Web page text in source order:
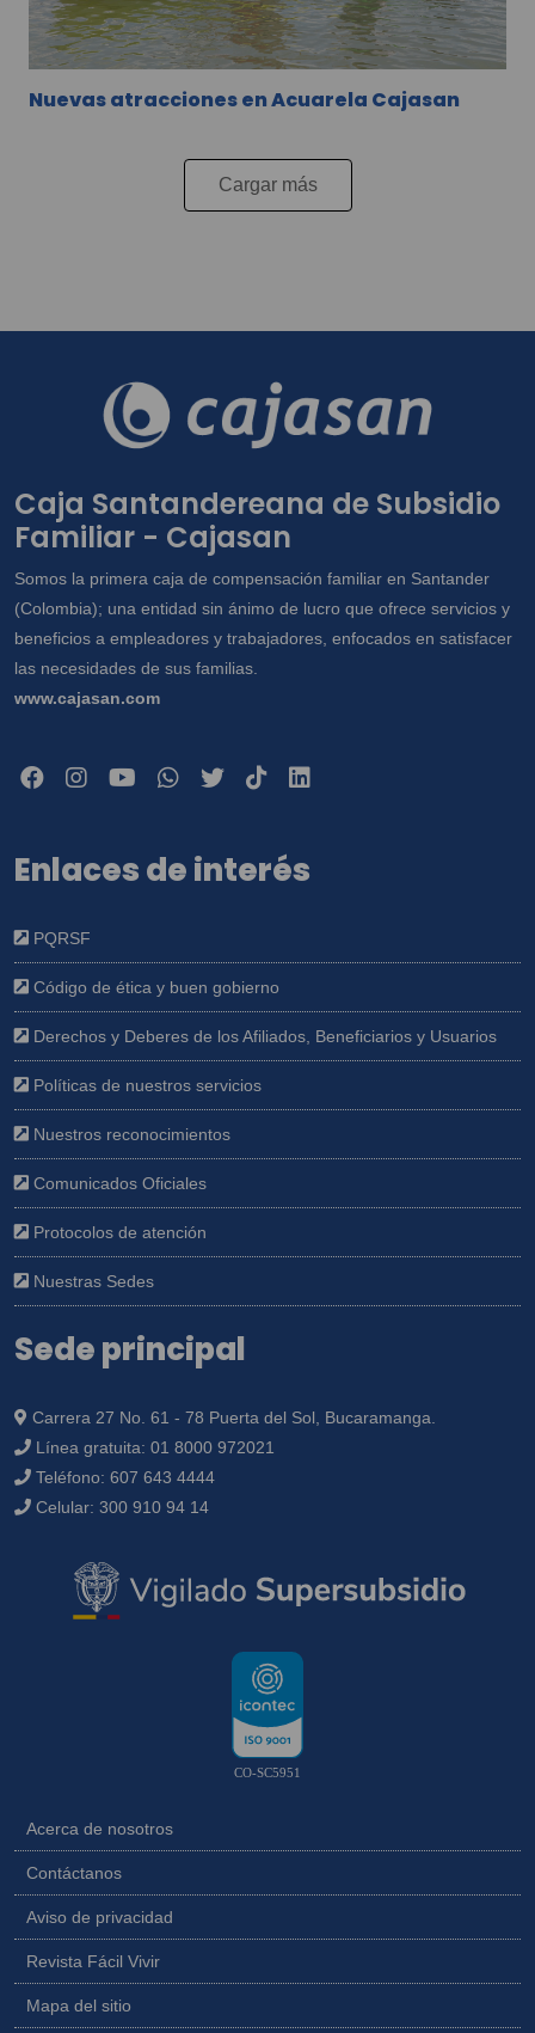
Nuevas atracciones en Acuarela Cajasan
Cargar más
Caja Santandereana de Subsidio
Familiar - Cajasan
Somos la primera caja de compensación familiar en Santander
(Colombia); una entidad sin ánimo de lucro que ofrece servicios y
beneficios a empleadores y trabajadores, enfocados en satisfacer
las necesidades de sus familias.
www.cajasan.com
Enlaces de interés
PQRSF
Código de ética y buen gobierno
Derechos y Deberes de los Afiliados, Beneficiarios y Usuarios
Políticas de nuestros servicios
Nuestros reconocimientos
Comunicados Oficiales
Protocolos de atención
Nuestras Sedes
Sede principal
Carrera 27 No. 61 - 78 Puerta del Sol, Bucaramanga.
Línea gratuita: 01 8000 972021
Teléfono: 607 643 4444
Celular: 300 910 94 14
CO-SC5951
Acerca de nosotros
Contáctanos
Aviso de privacidad
Revista Fácil Vivir
Mapa del sitio